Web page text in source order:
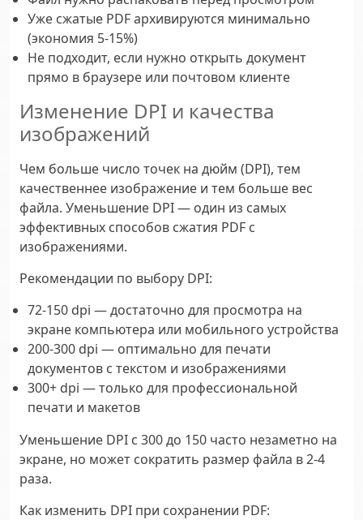
Уже сжатые PDF архивируются минимально
(экономия 5-15%)
Не подходит, если нужно открыть документ
прямо в браузере или почтовом клиенте
Изменение DPI и качества
изображений
Чем больше число точек на дюйм (DPI), тем
качественнее изображение и тем больше вес
файла. Уменьшение DPI — один из самых
эффективных способов сжатия PDF с
изображениями.
Рекомендации по выбору DPI:
72-150 dpi — достаточно для просмотра на
экране компьютера или мобильного устройства
200-300 dpi — оптимально для печати
документов с текстом и изображениями
300+ dpi — только для профессиональной
печати и макетов
Уменьшение DPI с 300 до 150 часто незаметно на
экране, но может сократить размер файла в 2-4
раза.
Как изменить DPI при сохранении PDF: